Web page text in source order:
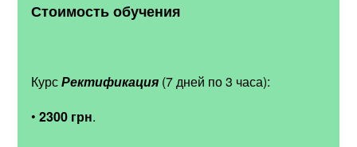
Стоимость обучения
КурсРектификация (7 дней по 3 часа):
•2300 грн.